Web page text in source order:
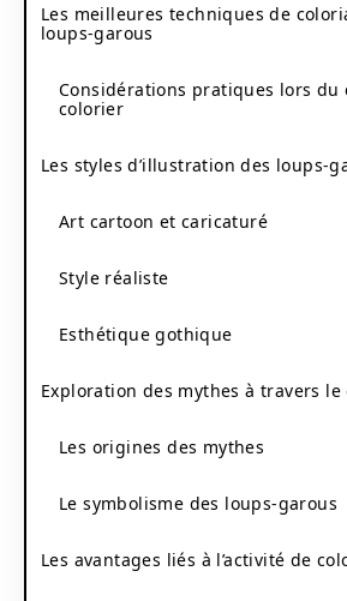
Les meilleures techniques de
loups-garous
Considérations pratiques lors du
colorier
Les styles d’illustration des loups-
Art cartoon et caricaturé
Style réaliste
Esthétique gothique
Exploration des mythes à travers
Les origines des mythes
Le symbolisme des loups-garous
Les avantages liés à l’activité de